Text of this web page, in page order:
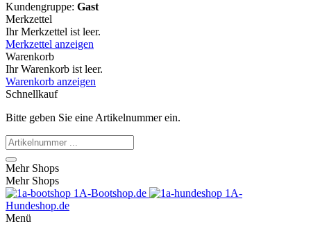
Kundengruppe: Gast
Merkzettel
Ihr Merkzettel ist leer.
Merkzettel anzeigen
Warenkorb
Ihr Warenkorb ist leer.
Warenkorb anzeigen
Schnellkauf
Bitte geben Sie eine Artikelnummer ein.
Mehr Shops
Mehr Shops
1A-Bootshop.de
1A-
Hundeshop.de
Menü